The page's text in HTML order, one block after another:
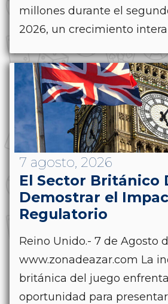
millones durante el
2026, un crecimiento
7 agosto, 2026
El Sector Británico
Demostrar el
Regulatorio
Reino Unido.- 7 de Agosto
www.zonadeazar.com La
británica del juego
oportunidad para